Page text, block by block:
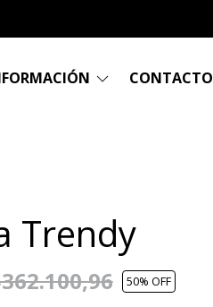
CONTACTO
Trendy
50% OFF